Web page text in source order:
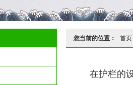
您当前的位置： 首页
在护栏的